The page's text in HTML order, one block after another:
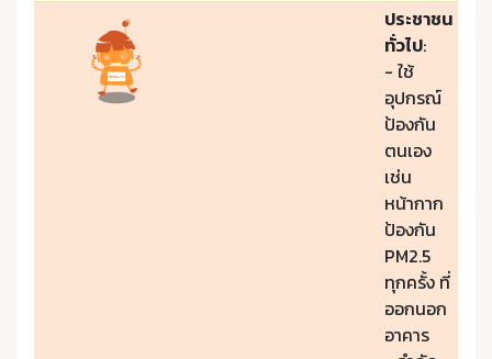
ประชาชน
ทั่วไป:
- ใช้
อุปกรณ์
ป้องกัน
ตนเอง
เช่น
หน้ากาก
ป้องกัน
PM2.5
ทุกครั้ง ที่
ออกนอก
อาคาร